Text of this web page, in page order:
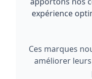
expérience
Ces marques
améliorer